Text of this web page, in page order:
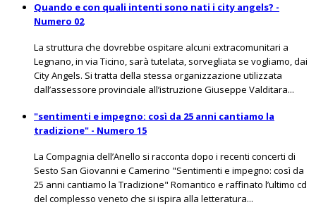
Quando e con quali intenti sono nati i city angels? -
Numero 02
La struttura che dovrebbe ospitare alcuni extracomunitari a
Legnano, in via Ticino, sarà tutelata, sorvegliata se vogliamo, dai
City Angels. Si tratta della stessa organizzazione utilizzata
dall’assessore provinciale all’istruzione Giuseppe Valditara...
"sentimenti e impegno: così da 25 anni cantiamo la
tradizione" - Numero 15
La Compagnia dell’Anello si racconta dopo i recenti concerti di
Sesto San Giovanni e Camerino "Sentimenti e impegno: così da
25 anni cantiamo la Tradizione" Romantico e raffinato l’ultimo cd
del complesso veneto che si ispira alla letteratura...